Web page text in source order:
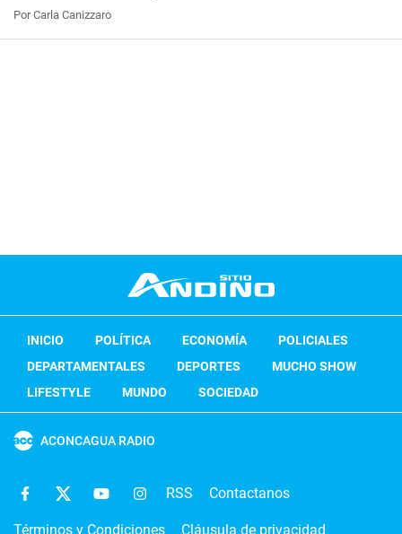
Por Carla Canizzaro
INICIO POLÍTICA ECONOMÍA
POLICIALES
DEPARTAMENTALES
DEPORTES
MUCHO SHOW
LIFESTYLE
MUNDO SOCIEDAD
ACONCAGUA RADIO
RSS Contactanos
Términos y Condiciones Cláusula de privacidad